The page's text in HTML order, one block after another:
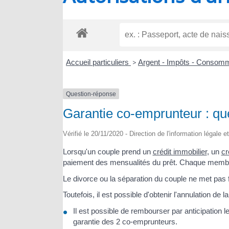
Accueil particuliers > Argent - Impôts -
Question-réponse
Garantie co-emprunteur :
Vérifié le 20/11/2020 - Direction de l'information légale
Lorsqu'un couple prend un crédit immobilier, un
paiement des mensualités du prêt. Chaque
Le divorce ou la séparation du couple ne met
Toutefois, il est possible d'obtenir l'annulation de
Il est possible de rembourser par anticipation
garantie des 2 co-emprunteurs.